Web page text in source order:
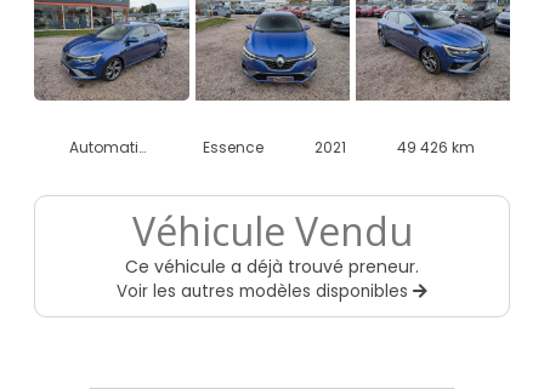
Automatique Essence 2021 49 426 km
Véhicule Vendu
Ce véhicule a déjà trouvé preneur.
Voir les autres modèles disponibles